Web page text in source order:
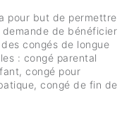
pour but de permettre
de bénéficier
congés de longue
: congé parental
congé pour
congé de fin de